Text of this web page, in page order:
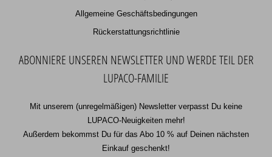
Allgemeine Geschäftsbedingungen
Rückerstattungsrichtlinie
ABONNIERE UNSEREN NEWSLETTER UND WERDE TEIL DER
LUPACO-FAMILIE
Mit unserem (unregelmäßigen) Newsletter verpasst Du keine
LUPACO-Neuigkeiten mehr!
Außerdem bekommst Du für das Abo 10 % auf Deinen nächsten
Einkauf geschenkt!